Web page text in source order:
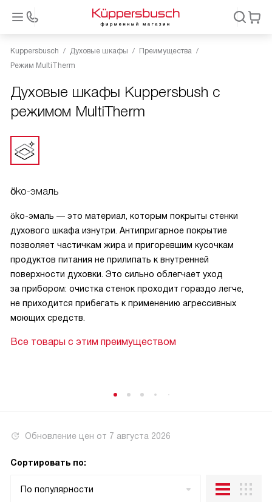
Kuppersbusch Духовые шкафы
Преимущества
Режим MultiTherm
Духовые шкафы Kuppersbush с
режимом MultiTherm
öko-эмаль
öko-эмаль — это материал, которым покрыты стенки
духового шкафа изнутри. Антипригарное покрытие
позволяет частичкам жира и пригоревшим кусочкам
продуктов питания не прилипать к внутренней
поверхности духовки. Это сильно облегчает уход
за прибором: очистка стенок проходит гораздо легче,
не приходится прибегать к применению агрессивных
моющих средств.
Все товары с этим преимуществом
Обновление цен от 7 августа 2026
Сортировать по:
По популярности